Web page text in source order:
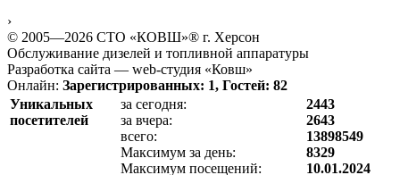
›
© 2005—2026 СТО «КОВШ»® г. Херсон
Обслуживание дизелей и топливной аппаратуры
Разработка сайта — web-студия «Ковш»
Онлайн: Зарегистрированных: 1, Гостей: 82
Уникальных
посетителей
за сегодня:
за вчера:
всего:
Максимум за день:
Максимум посещений:
2443
2643
13898549
8329
10.01.2024